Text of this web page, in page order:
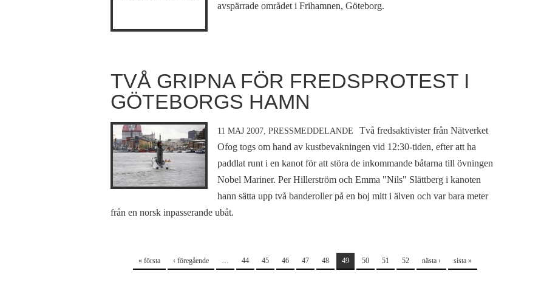
avspärrade området i Frihamnen, Göteborg.
TVÅ GRIPNA FÖR FREDSPROTEST I
GÖTEBORGS HAMN
11 MAJ 2007, PRESSMEDDELANDE
Två fredsaktivister från Nätverket
Ofog togs om hand av kustbevakningen vid 12:30-tiden, efter att ha
paddlat runt i en kanot för att störa de inkommande båtarna till övningen
Nobel Mariner. Per Hillerström och Emma "Nils" Slättberg i kanoten
hann sätta upp två banderoller på en boj mitt i älven och var bara meter
från en norsk inpasserande ubåt.
Sidor« första ‹ föregående … 44 45 46 47 48 49 50 51 52 nästa › sista »